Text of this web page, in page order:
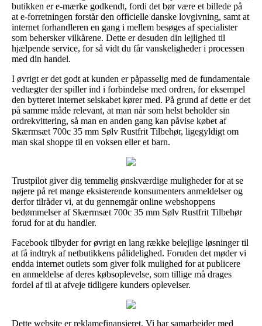
butikken er e-mærke godkendt, fordi det bør være et billede på
at e-forretningen forstår den officielle danske lovgivning, samt at
internet forhandleren en gang i mellem besøges af specialister
som behersker vilkårene. Dette er desuden din lejlighed til
hjælpende service, for så vidt du får vanskeligheder i processen
med din handel.
I øvrigt er det godt at kunden er påpasselig med de fundamentale
vedtægter der spiller ind i forbindelse med ordren, for eksempel
den bytteret internet selskabet kører med. På grund af dette er det
på samme måde relevant, at man når som helst beholder sin
ordrekvittering, så man en anden gang kan påvise købet af
Skærmsæt 700c 35 mm Sølv Rustfrit Tilbehør, ligegyldigt om
man skal shoppe til en voksen eller et barn.
Trustpilot giver dig temmelig ønskværdige muligheder for at se
nøjere på ret mange eksisterende konsumenters anmeldelser og
derfor tilråder vi, at du gennemgår online webshoppens
bedømmelser af Skærmsæt 700c 35 mm Sølv Rustfrit Tilbehør
forud for at du handler.
Facebook tilbyder for øvrigt en lang række belejlige løsninger til
at få indtryk af netbutikkens pålidelighed. Foruden det møder vi
endda internet outlets som giver folk mulighed for at publicere
en anmeldelse af deres købsoplevelse, som tillige må drages
fordel af til at afveje tidligere kunders oplevelser.
Dette website er reklamefinansieret. Vi har samarbejder med